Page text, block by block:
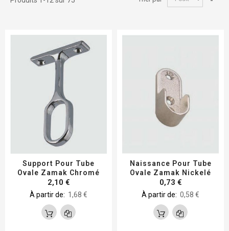
Support Pour Tube
Ovale Zamak Chromé
2,10 €
À partir de 1,68 €
Naissance Pour Tube
Ovale Zamak Nickelé
0,73 €
À partir de 0,58 €